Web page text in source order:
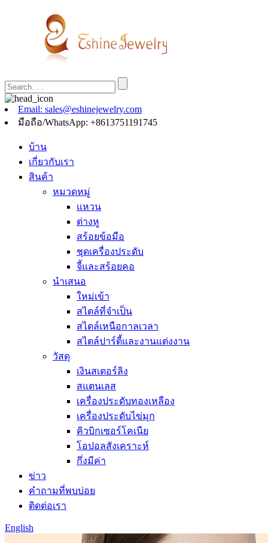
Email: sales@eshinejewelry.com
มือถือ/WhatsApp: +8613751191745
บ้าน
เกี่ยวกับเรา
สินค้า
หมวดหมู่
แหวน
ต่างหู
สร้อยข้อมือ
ชุดเครื่องประดับ
จี้และสร้อยคอ
นำเสนอ
ใหม่เข้า
สไตล์ที่จำเป็น
สไตล์เหนือกาลเวลา
สไตล์ปาร์ตี้และงานแต่งงาน
วัสดุ
เงินสเตอร์ลิง
สแตนเลส
เครื่องประดับทองเหลือง
เครื่องประดับไข่มุก
คิวบิกเซอร์โคเนีย
โอปอลสังเคราะห์
กึ่งมีค่า
ข่าว
คำถามที่พบบ่อย
ติดต่อเรา
English